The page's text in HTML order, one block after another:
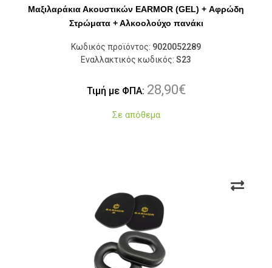
Μαξιλαράκια Ακουστικών EARMOR (GEL) + Αφρώδη
Στρώματα + Αλκοολούχο πανάκι
Κωδικός προϊόντος: 9020052289
Εναλλακτικός κωδικός: S23
Τιμή με ΦΠΑ: 28,90€
Σε απόθεμα